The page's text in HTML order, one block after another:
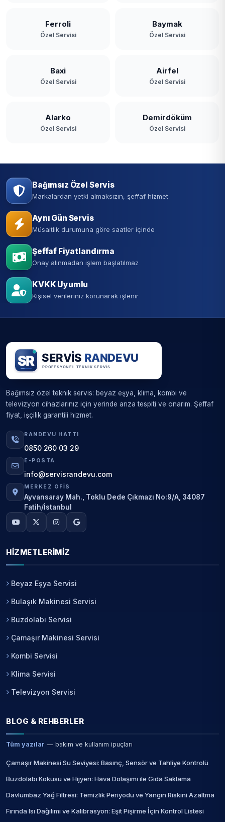
Ferroli
Özel Servisi
Baymak
Özel Servisi
Baxi
Özel Servisi
Airfel
Özel Servisi
Alarko
Özel Servisi
Demirdöküm
Özel Servisi
Bağımsız Özel Servis
Markalardan yetki almaksızın, şeffaf hizmet
Aynı Gün Servis
Müsaitlik durumuna göre saatler içinde
Şeffaf Fiyatlandırma
Onay alınmadan işlem başlatılmaz
KVKK Uyumlu
Kişisel verileriniz korunarak işlenir
Bağımsız özel teknik servis: beyaz eşya, klima, kombi ve
televizyon cihazlarınız için yerinde arıza tespiti ve onarım. Şeffaf
fiyat, işçilik garantili hizmet.
RANDEVU HATTI
0850 260 03 29
E-POSTA
info@servisrandevu.com
MERKEZ OFIS
Ayvansaray Mah., Toklu Dede Çıkmazı No:9/A, 34087
Fatih/İstanbul
HIZMETLERIMIZ
Beyaz Eşya Servisi
Bulaşık Makinesi Servisi
Buzdolabı Servisi
Çamaşır Makinesi Servisi
Kombi Servisi
Klima Servisi
Televizyon Servisi
BLOG & REHBERLER
Tüm yazılar — bakım ve kullanım ipuçları
Çamaşır Makinesi Su Seviyesi: Basınç, Sensör ve Tahliye Kontrolü
Buzdolabı Kokusu ve Hijyen: Hava Dolaşımı ile Gıda Saklama
Davlumbaz Yağ Filtresi: Temizlik Periyodu ve Yangın Riskini Azaltma
Fırında Isı Dağılımı ve Kalibrasyon: Eşit Pişirme İçin Kontrol Listesi